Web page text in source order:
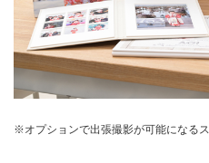
※オプションで出張撮影が可能になる